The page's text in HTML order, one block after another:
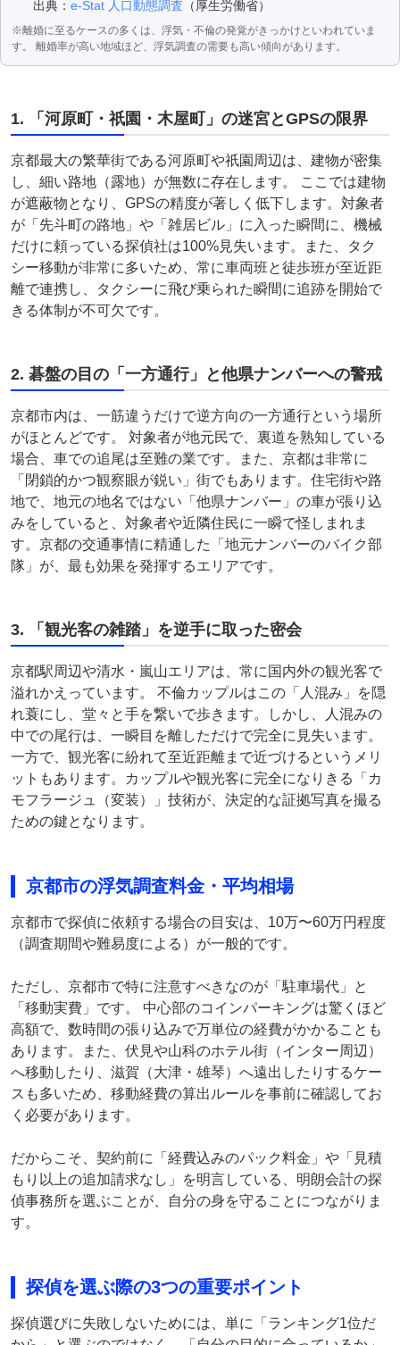
出典： e-Stat 人口動態調査 （厚生労働省）
※離婚に至るケースの多くは、浮気・不倫の発覚がきっかけといわれていま
す。 離婚率が高い地域ほど、浮気調査の需要も高い傾向があります。
1. 「河原町・祇園・木屋町」の迷宮とGPSの限界
京都最大の繁華街である河原町や祇園周辺は、建物が密集
し、細い路地（露地）が無数に存在します。 ここでは建物
が遮蔽物となり、GPSの精度が著しく低下します。対象者
が「先斗町の路地」や「雑居ビル」に入った瞬間に、機械
だけに頼っている探偵社は100%見失います。また、タク
シー移動が非常に多いため、常に車両班と徒歩班が至近距
離で連携し、タクシーに飛び乗られた瞬間に追跡を開始で
きる体制が不可欠です。
2. 碁盤の目の「一方通行」と他県ナンバーへの警戒
京都市内は、一筋違うだけで逆方向の一方通行という場所
がほとんどです。 対象者が地元民で、裏道を熟知している
場合、車での追尾は至難の業です。また、京都は非常に
「閉鎖的かつ観察眼が鋭い」街でもあります。住宅街や路
地で、地元の地名ではない「他県ナンバー」の車が張り込
みをしていると、対象者や近隣住民に一瞬で怪しまれま
す。京都の交通事情に精通した「地元ナンバーのバイク部
隊」が、最も効果を発揮するエリアです。
3. 「観光客の雑踏」を逆手に取った密会
京都駅周辺や清水・嵐山エリアは、常に国内外の観光客で
溢れかえっています。 不倫カップルはこの「人混み」を隠
れ蓑にし、堂々と手を繋いで歩きます。しかし、人混みの
中での尾行は、一瞬目を離しただけで完全に見失います。
一方で、観光客に紛れて至近距離まで近づけるというメリ
ットもあります。カップルや観光客に完全になりきる「カ
モフラージュ（変装）」技術が、決定的な証拠写真を撮る
ための鍵となります。
京都市の浮気調査料金・平均相場
京都市で探偵に依頼する場合の目安は、10万〜60万円程度
（調査期間や難易度による）が一般的です。
ただし、京都市で特に注意すべきなのが「駐車場代」と
「移動実費」です。 中心部のコインパーキングは驚くほど
高額で、数時間の張り込みで万単位の経費がかかることも
あります。また、伏見や山科のホテル街（インター周辺）
へ移動したり、滋賀（大津・雄琴）へ遠出したりするケー
スも多いため、移動経費の算出ルールを事前に確認してお
く必要があります。
だからこそ、契約前に「経費込みのパック料金」や「見積
もり以上の追加請求なし」を明言している、明朗会計の探
偵事務所を選ぶことが、自分の身を守ることにつながりま
す。
探偵を選ぶ際の3つの重要ポイント
探偵選びに失敗しないためには、単に「ランキング1位だ